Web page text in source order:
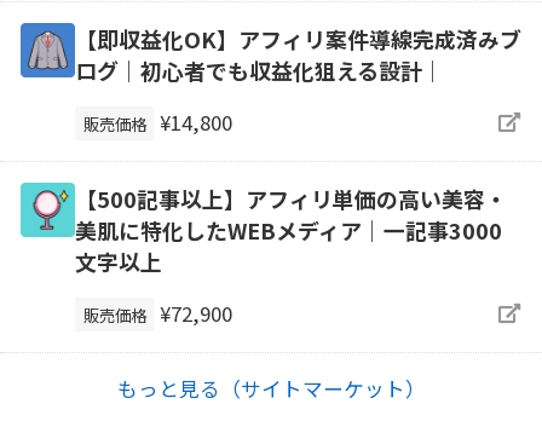
【即収益化OK】アフィリ案件導線完成済みブ
ログ｜初心者でも収益化狙える設計｜
販売価格 ¥14,800
【500記事以上】アフィリ単価の高い美容・
美肌に特化したWEBメディア｜一記事3000
文字以上
販売価格 ¥72,900
もっと見る（サイトマーケット）